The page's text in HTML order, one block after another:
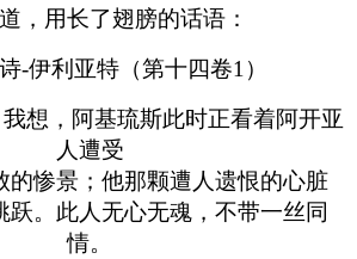
，用长了翅膀的话语：
想，阿基琉斯此时正看着阿开亚
人遭受
的惨景；他那颗遭人遗恨的心脏
跃。此人无心无魂，不带一丝同
情。